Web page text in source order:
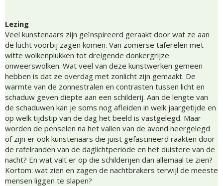
Lezing
Veel kunstenaars zijn geïnspireerd geraakt door wat ze aan
de lucht voorbij zagen komen. Van zomerse taferelen met
witte wolkenplukken tot dreigende donkergrijze
onweerswolken. Wat veel van deze kunstwerken gemeen
hebben is dat ze overdag met zonlicht zijn gemaakt. De
warmte van de zonnestralen en contrasten tussen licht en
schaduw geven diepte aan een schilderij. Aan de lengte van
de schaduwen kan je soms nog afleiden in welk jaargetijde en
op welk tijdstip van de dag het beeld is vastgelegd. Maar
worden de penselen na het vallen van de avond neergelegd
of zijn er ook kunstenaars die juist gefascineerd raakten door
de rafelranden van de daglichtperiode en het duistere van de
nacht? En wat valt er op die schilderijen dan allemaal te zien?
Kortom: wat zien en zagen de nachtbrakers terwijl de meeste
mensen liggen te slapen?